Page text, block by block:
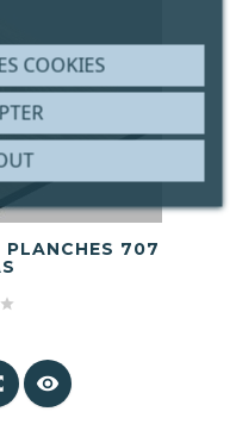
PLANCHES 707


COOKIES